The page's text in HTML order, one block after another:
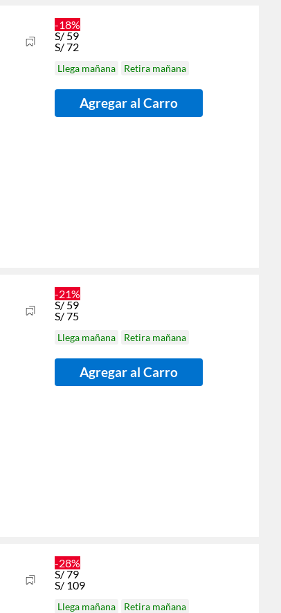
-18%
S/59
S/72
Llega mañana Retira mañana
Agregar al Carro
-21%
S/59
S/75
Llega mañana Retira mañana
Agregar al Carro
-28%
S/79
S/ 109
Llega mañana Retira mañana